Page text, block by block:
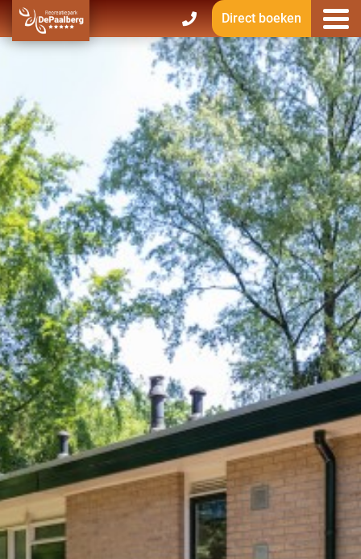
Direct boeken